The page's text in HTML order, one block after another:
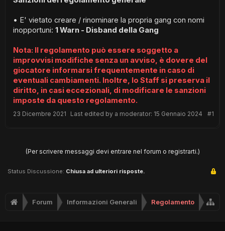
• E' vietato creare / rinominare la propria gang con nomi
inopportuni: 1 Warn - Disband della Gang
Nota: Il regolamento può essere soggetto a
improvvisi modifiche senza un avviso, è dovere del
giocatore informarsi frequentemente in caso di
eventuali cambiamenti. Inoltre, lo Staff si preserva il
diritto, in casi eccezionali, di modificare le sanzioni
imposte da questo regolamento.
#1
23 Dicembre 2021 Last edited by a moderator: 15 Gennaio 2024
(Per scrivere messaggi devi entrare nel forum o registrarti.)
Status Discussione: Chiusa ad ulteriori risposte.
Forum Informazioni Generali Regolamento